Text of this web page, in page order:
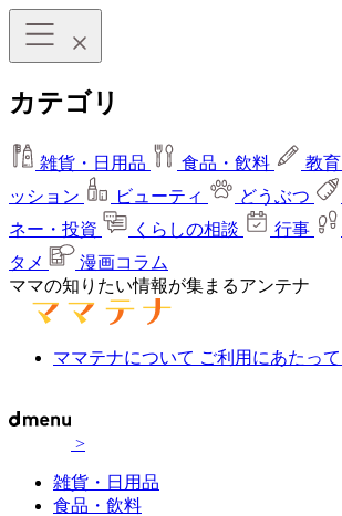
カテゴリ
雑貨・日用品 食品・飲料 教育
ッション
ビューティ どうぶつ
ネー・投資
くらしの相談 行事
タメ
漫画コラム
ママの知りたい情報が集まるアンテナ
ママテナについて ご利用にあたって
>
雑貨・日用品
食品・飲料